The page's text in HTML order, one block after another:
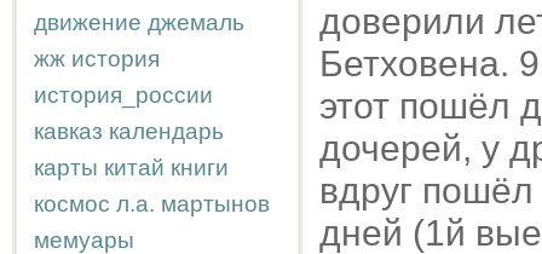
движение джемаль
жж история
история_россии
кавказ календарь
карты китай книги
космос л.а. мартынов
мемуары
доверили
Бетховена.
этот пошёл
дочерей, у
вдруг
дней (1й